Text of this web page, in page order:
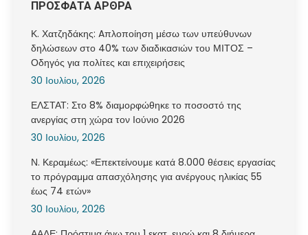
ΠΡΟΣΦΑΤΑ ΑΡΘΡΑ
Κ. Χατζηδάκης: Aπλοποίηση μέσω των υπεύθυνων
δηλώσεων στο 40% των διαδικασιών του ΜΙΤΟΣ –
Οδηγός για πολίτες και επιχειρήσεις
30 Ιουλίου, 2026
ΕΛΣΤΑΤ: Στο 8% διαμορφώθηκε το ποσοστό της
ανεργίας στη χώρα τον Ιούνιο 2026
30 Ιουλίου, 2026
Ν. Κεραμέως: «Επεκτείνουμε κατά 8.000 θέσεις εργασίας
το πρόγραμμα απασχόλησης για ανέργους ηλικίας 55
έως 74 ετών»
30 Ιουλίου, 2026